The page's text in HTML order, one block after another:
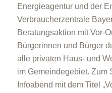
Energieagentur und der
Verbraucherzentrale
Beratungsaktion mit Vor-
Bürgerinnen und Bürger
alle privaten Haus- und
im Gemeindegebiet. Zum
Infoabend mit dem Titel